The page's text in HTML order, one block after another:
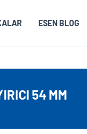
ESEN BLOG
54 MM